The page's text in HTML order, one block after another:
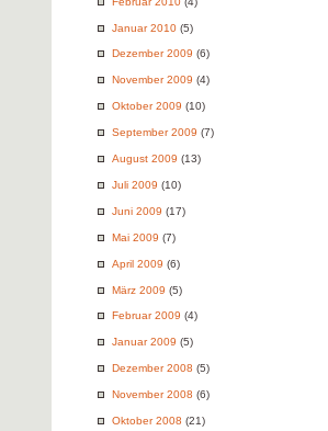
Januar 2010 (5)
Dezember 2009 (6)
November 2009 (4)
Oktober 2009 (10)
September 2009 (7)
August 2009 (13)
Juli 2009 (10)
Juni 2009 (17)
Mai 2009 (7)
April 2009 (6)
März 2009 (5)
Februar 2009 (4)
Januar 2009 (5)
Dezember 2008 (5)
November 2008 (6)
Oktober 2008 (21)